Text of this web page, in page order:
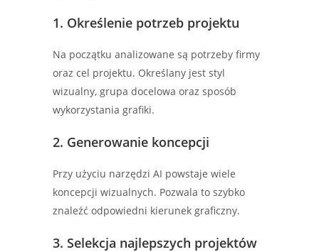
1. Określenie potrzeb projektu
Na początku analizowane są potrzeby firmy
oraz cel projektu. Określany jest styl
wizualny, grupa docelowa oraz sposób
wykorzystania grafiki.
2. Generowanie koncepcji
Przy użyciu narzędzi AI powstaje wiele
koncepcji wizualnych. Pozwala to szybko
znaleźć odpowiedni kierunek graficzny.
3. Selekcja najlepszych projektów